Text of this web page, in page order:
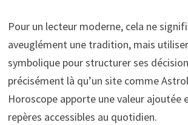
Pour un lecteur moderne, cela ne
aveuglément une tradition, mais
symbolique pour structurer ses
précisément là qu’un site comme
Horoscope apporte une valeur ajoutée
repères accessibles au quotidien.